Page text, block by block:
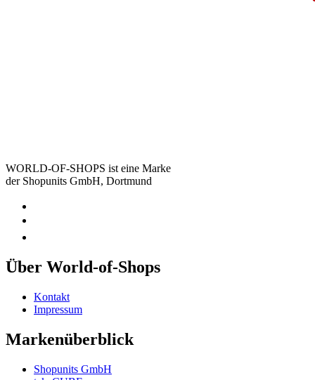
WORLD-OF-SHOPS ist eine Marke
der Shopunits GmbH, Dortmund
Über World-of-Shops
Kontakt
Impressum
Markenüberblick
Shopunits GmbH